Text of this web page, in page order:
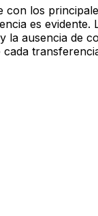
con los
es evidente.
la ausencia de